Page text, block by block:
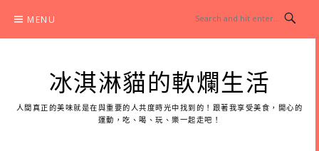
content
MENU
冰淇淋貓的軟爛生活
人間真正的美味就是在與重要的人共度時光中找到的！跟著我享受美食，開心的
運動，吃、喝、玩、樂一起走吧！